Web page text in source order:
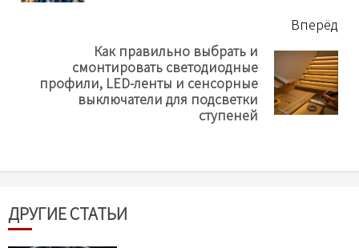
Вперёд
Next
post:
Как правильно выбрать и
смонтировать светодиодные
профили, LED-ленты и сенсорные
выключатели для подсветки
ступеней
ДРУГИЕ СТАТЬИ